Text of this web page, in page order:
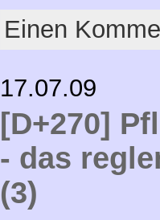
Einen
17.07.09
[D+270]
- das
(3)